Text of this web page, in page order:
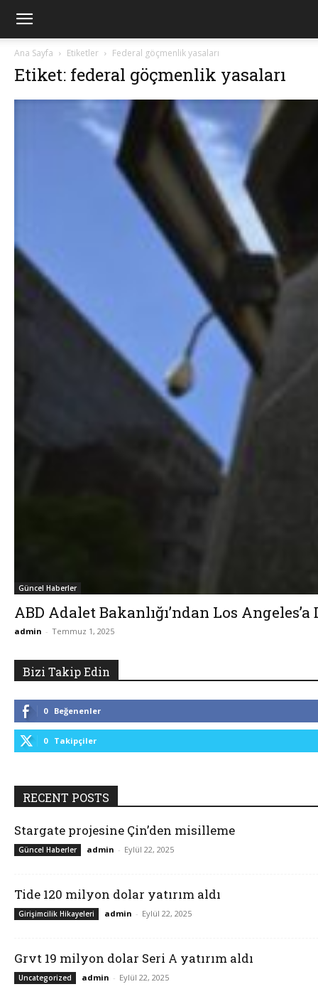
Ana Sayfa Etiketler Federal göçmenlik yasaları
Etiket: federal göçmenlik yasaları
Güncel Haberler
ABD Adalet Bakanlığı’ndan Los
admin - Temmuz 1, 2025
Bizi Takip Edin
0 Beğenenler
0 Takipçiler
RECENT POSTS
Stargate projesine Çin’den misilleme
Güncel Haberler admin - Eylül 22, 2025
Tide 120 milyon dolar yatırım aldı
Girişimcilik Hikayeleri admin - Eylül 22, 2025
Grvt 19 milyon dolar Seri A yatırım aldı
Uncategorized admin - Eylül 22, 2025